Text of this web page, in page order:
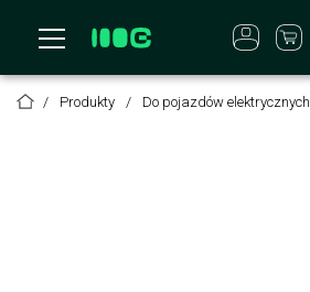
Produkty Do pojazdów elektrycznych